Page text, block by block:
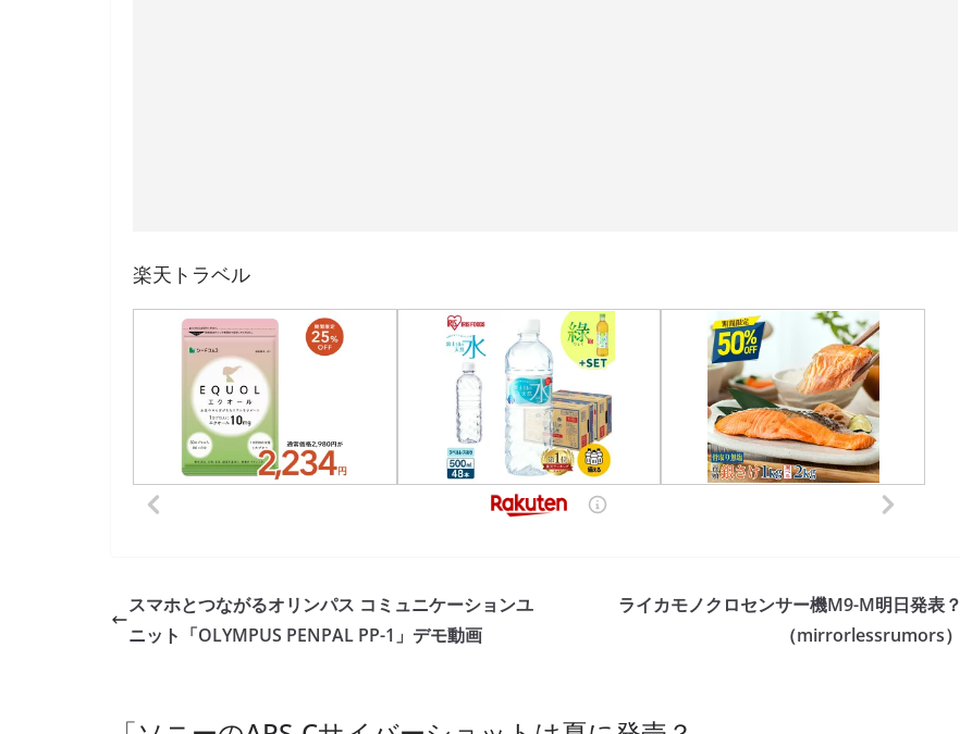
楽天トラベル
スマホとつながるオリンパス コミュニケーションユ
ニット「OLYMPUS PENPAL PP-1」デモ動画
ライカモノクロセンサー機M9-M明日発表？
（mirrorlessrumors）